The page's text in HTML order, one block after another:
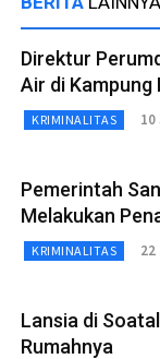
Direktur
Air di Kampung
KRIMINALITAS 10
Pemerintah
Melakukan
KRIMINALITAS 22
Lansia di
Rumahnya